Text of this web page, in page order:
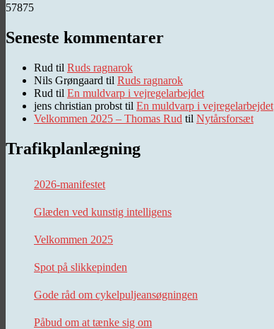
57875
Seneste kommentarer
Rud til Ruds ragnarok
Nils Grøngaard til Ruds ragnarok
Rud til En muldvarp i vejregelarbejdet
jens christian probst til En muldvarp i vejregelarbejdet
Velkommen 2025 – Thomas Rud til Nytårsforsæt
Trafikplanlægning
2026-manifestet
Glæden ved kunstig intelligens
Velkommen 2025
Spot på slikkepinden
Gode råd om cykelpuljeansøgningen
Påbud om at tænke sig om